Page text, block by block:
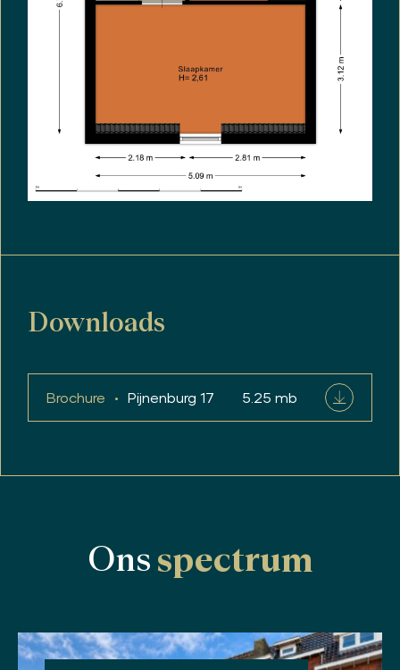
Downloads
Brochure Pijnenburg 17 5.25 mb
Ons spectrum